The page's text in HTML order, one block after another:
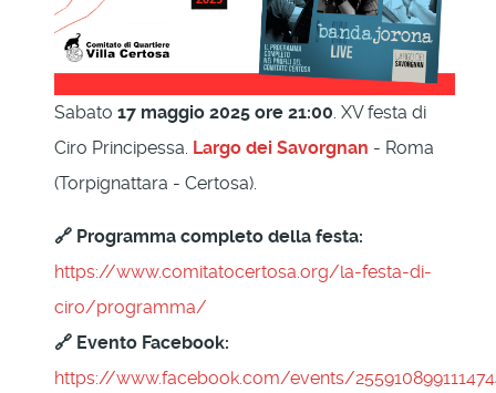
Sabato 17 maggio 2025 ore 21:00 . XV festa di
Ciro Principessa. Largo dei Savorgnan - Roma
(Torpignattara - Certosa).
🔗 Programma completo della festa:
https://www.comitatocertosa.org/la-festa-di-
ciro/programma/
🔗 Evento Facebook:
https://www.facebook.com/events/